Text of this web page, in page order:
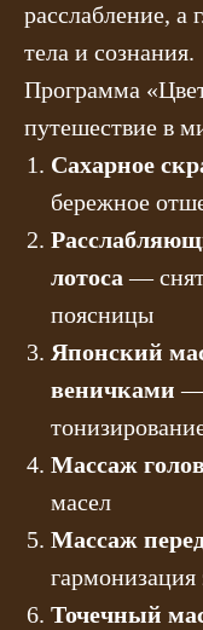
расслабление,
тела и сознания.
Программа
путешествие в
Сахарное
бережное
лотоса —
поясницы
Японский
веничками —
Массаж
масел
Массаж
гармонизация
Точечный